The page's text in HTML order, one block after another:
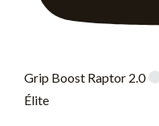
Grip Boost Raptor 2.0
Élite